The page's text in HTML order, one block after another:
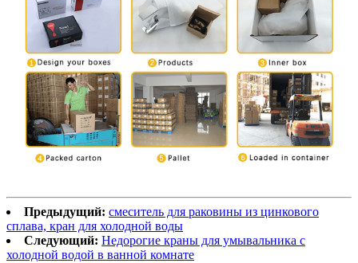
Предыдущий: смеситель для раковины из цинкового
сплава, кран для холодной воды
Следующий: Недорогие краны для умывальника с
холодной водой в ванной комнате